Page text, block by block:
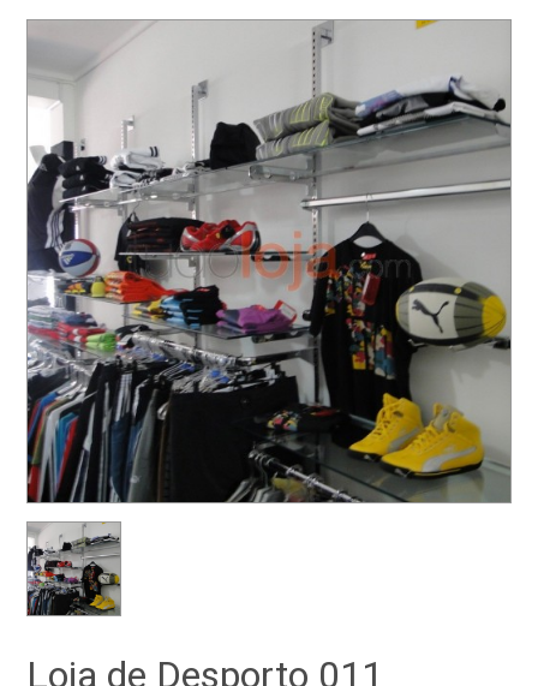
Loja de Desporto 011